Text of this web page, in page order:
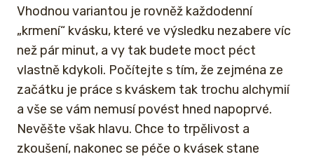
Vhodnou variantou je rovněž každodenní
„krmení“ kvásku, které ve výsledku nezabere víc
než pár minut, a vy tak budete moct péct
vlastně kdykoli. Počítejte s tím, že zejména ze
začátku je práce s kváskem tak trochu alchymií
a vše se vám nemusí povést hned napoprvé.
Nevěšte však hlavu. Chce to trpělivost a
zkoušení, nakonec se péče o kvásek stane